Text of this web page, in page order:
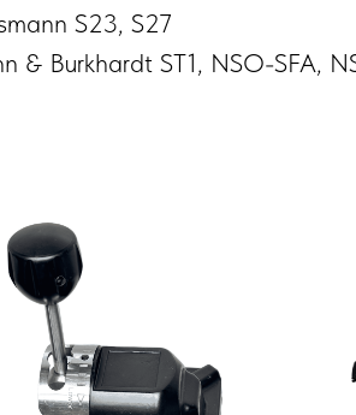
S23, S27
& Burkhardt ST1, NSO-SFA,